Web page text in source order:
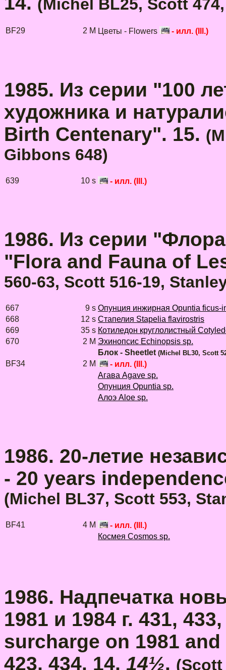
(Michel BL25, Scott
BF29 2 M Цветы - Flowers - илл. (Ill.)
1985. Из серии "100
художника и
Birth Centenary". 15. (
Gibbons 648)
639 10 s - илл. (Ill.)
1986. Из серии
"Flora and Fauna of
560-63, Scott 516-19,
667 9 s Опунция инжирная Opuntia ficus-
668
12 s Стапелия Stapelia flavirostris
669
35 s Котиледон круглолистный
670
2 M Эхинопсис Echinopsis sp.
Блок - Sheetlet (Michel BL30, Scott
BF34 2 M
- илл. (Ill.)
Агава Agave sp.
Опунция Opuntia sp.
Алоэ Aloe sp.
1986. 20-летие
- 20 years
(Michel BL37, Scott 553,
BF41 4 M
- илл. (Ill.)
Космея Cosmos sp.
1986. Надпечатка
1981 и 1984 г. 431,
surcharge on 1981
423, 434. 14, 14½. (Scott